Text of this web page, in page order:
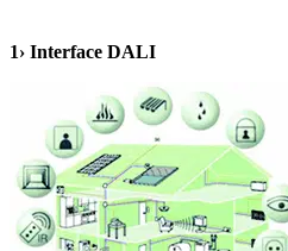
1› Interface DALI